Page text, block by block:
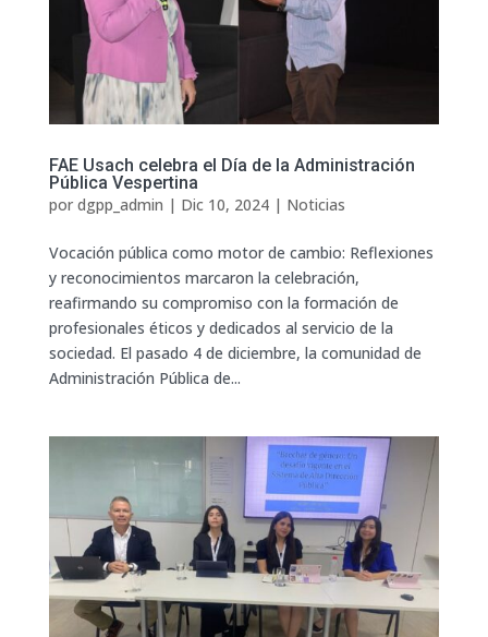
FAE Usach celebra el Día de la Administración
Pública Vespertina
por dgpp_admin | Dic 10, 2024| Noticias
Vocación pública como motor de cambio: Reflexiones
y reconocimientos marcaron la celebración,
reafirmando su compromiso con la formación de
profesionales éticos y dedicados al servicio de la
sociedad. El pasado 4 de diciembre, la comunidad de
Administración Pública de...